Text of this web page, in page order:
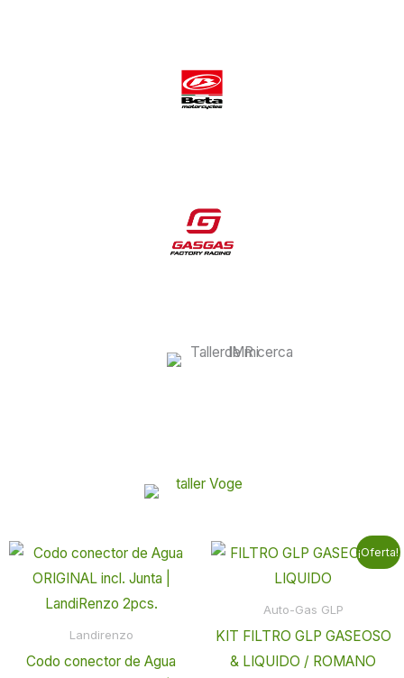
Landirenzo
Codo conector de Agua
¡Oferta!
Auto-Gas GLP
KIT FILTRO GLP GASEOSO
& LIQUIDO / ROMANO
El
original
63,25 €.
El
precio